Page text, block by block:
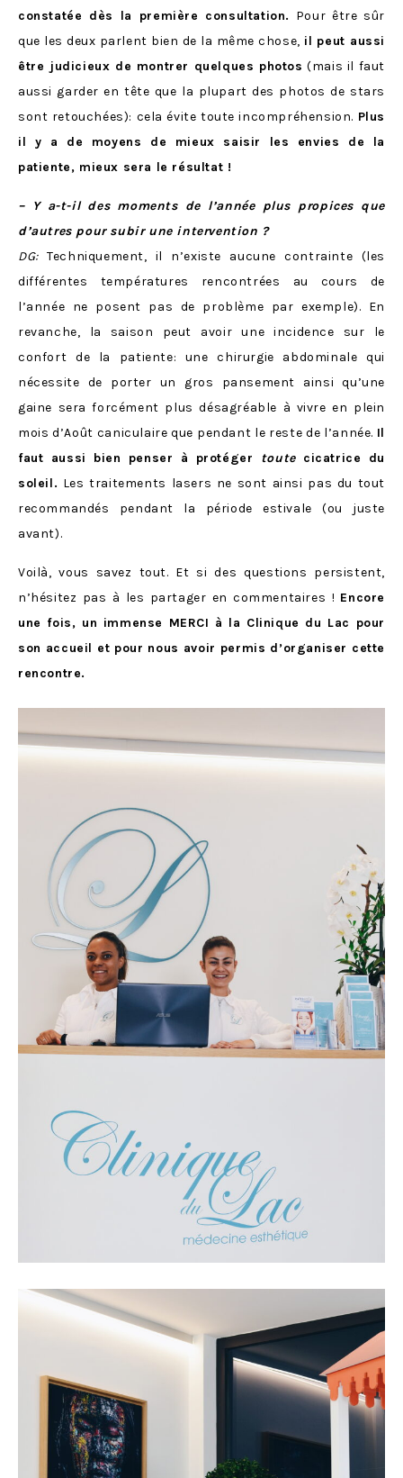
constatée dès la première consultation. Pour être sûr
que les deux parlent bien de la même chose, il peut aussi
être judicieux de montrer quelques photos (mais il faut
aussi garder en tête que la plupart des photos de stars
sont retouchées): cela évite toute incompréhension. Plus
il y a de moyens de mieux saisir les envies de la
patiente, mieux sera le résultat !
– Y a-t-il des moments de l’année plus propices que
d’autres pour subir une intervention ?
DG:Techniquement, il n’existe aucune contrainte (les
différentes températures rencontrées au cours de
l’année ne posent pas de problème par exemple). En
revanche, la saison peut avoir une incidence sur le
confort de la patiente: une chirurgie abdominale qui
nécessite de porter un gros pansement ainsi qu’une
gaine sera forcément plus désagréable à vivre en plein
mois d’Août caniculaire que pendant le reste de l’année. Il
faut aussi bien penser à protéger toutecicatrice du
soleil. Les traitements lasers ne sont ainsi pas du tout
recommandés pendant la période estivale (ou juste
avant).
Voilà, vous savez tout. Et si des questions persistent,
n’hésitez pas à les partager en commentaires ! Encore
une fois, un immense MERCI à la Clinique du Lac pour
son accueil et pour nous avoir permis d’organiser cette
rencontre.